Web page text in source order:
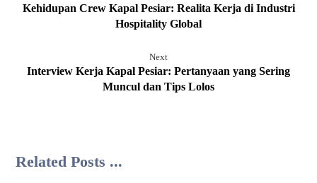
Kehidupan Crew Kapal Pesiar: Realita Kerja di Industri
Hospitality Global
Next
Interview Kerja Kapal Pesiar: Pertanyaan yang Sering
Muncul dan Tips Lolos
Related Posts ...